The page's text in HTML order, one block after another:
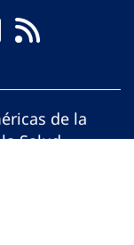
de la
Salud